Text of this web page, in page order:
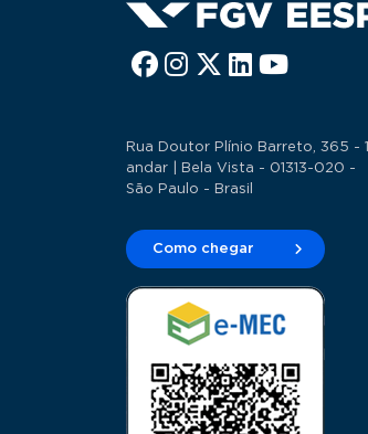
Rua Doutor Plínio Barreto, 365 -
andar | Bela Vista - 01313-020 -
São Paulo - Brasil
Como chegar